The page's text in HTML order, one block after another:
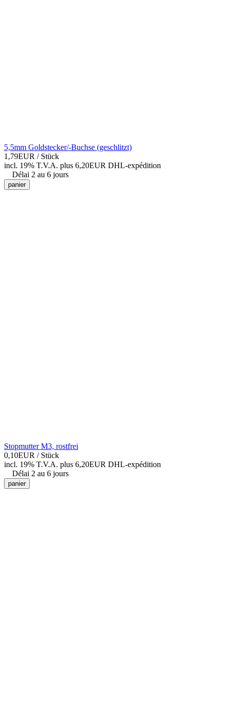
5,5mm Goldstecker/-Buchse (geschlitzt)
1,79EUR / Stück
incl. 19% T.V.A. plus 6,20EUR DHL-expédition
Délai 2 au 6 jours
panier
Stopmutter M3, rostfrei
0,10EUR / Stück
incl. 19% T.V.A. plus 6,20EUR DHL-expédition
Délai 2 au 6 jours
panier